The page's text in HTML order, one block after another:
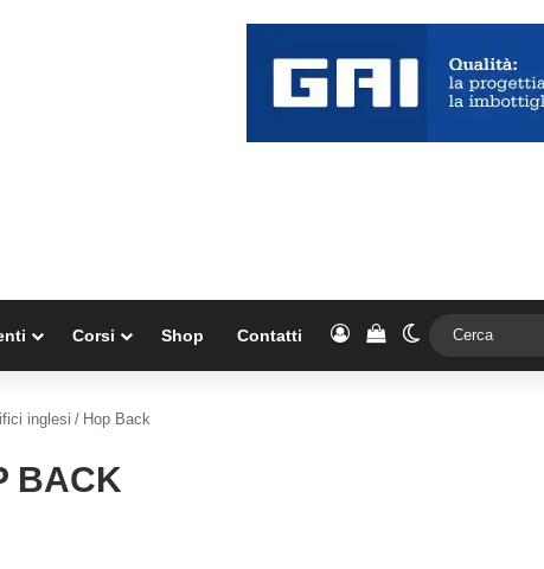
Corsi Shop Contatti AccediVedi il carrello
Cambia aspetto
inglesi / Hop Back
BACK